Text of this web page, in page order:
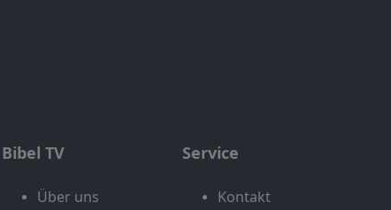
Bibel TV
Über uns
Service
Kontakt